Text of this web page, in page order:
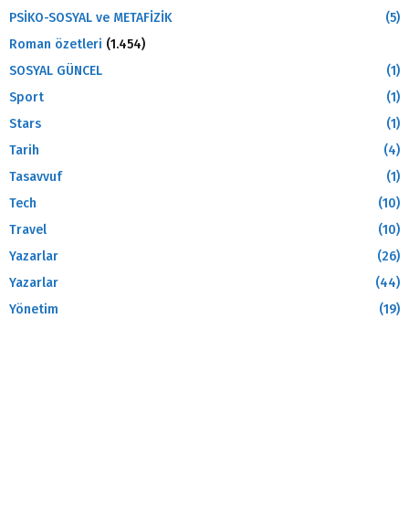
PSİKO-SOSYAL ve METAFİZİK
(5)
Roman özetleri (1.454)
SOSYAL GÜNCEL
(1)
Sport
(1)
Stars
(1)
Tarih
(4)
Tasavvuf
(1)
Tech
(10)
Travel
(10)
Yazarlar
(26)
Yazarlar
(44)
Yönetim
(19)